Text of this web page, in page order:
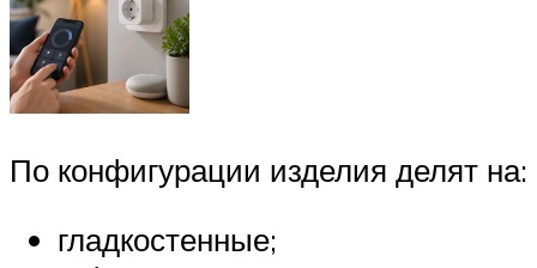
По конфигурации изделия делят на:
гладкостенные;